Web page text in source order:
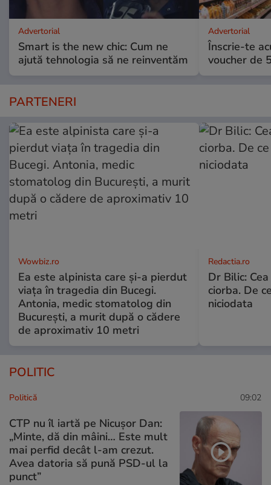
Advertorial
Smart is the new chic: Cum ne
ajută tehnologia să ne reinventăm
Advertorial
Înscrie-te
voucher de
PARTENERI
Wowbiz.ro
Ea este alpinista care și-a pierdut
viața în tragedia din Bucegi.
Antonia, medic stomatolog din
București, a murit după o cădere
de aproximativ 10 metri
Redactia.ro
Dr Bilic:
ciorba. De
niciodata
POLITIC
Politică 09:02
CTP nu îl iartă pe Nicușor Dan:
„Minte, dă din mâini… Este mult
mai perfid decât l-am crezut.
Avea datoria să pună PSD-ul la
punct”